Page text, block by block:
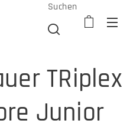
Suchen
TRiplex
Junior